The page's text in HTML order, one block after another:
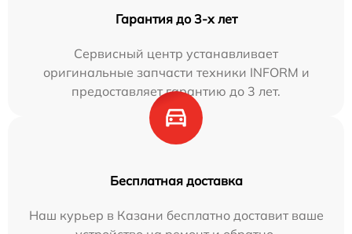
Гарантия до 3-х лет
Сервисный центр устанавливает
оригинальные запчасти техники INFORM и
предоставляет гарантию до 3 лет.
Бесплатная доставка
Наш курьер в Казани бесплатно доставит ваше